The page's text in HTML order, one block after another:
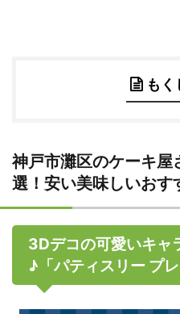
もく
神戸市灘区のケーキ屋
選！安い美味しいおす
3Dデコの可愛いキャ
♪「パティスリー プレ